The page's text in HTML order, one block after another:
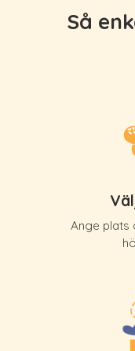
Så
Ange plats